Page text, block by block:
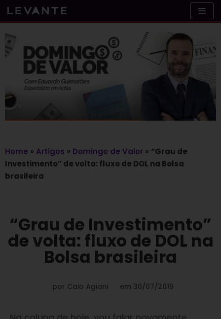
Skip
to
content
Home » Artigos » Domingo de Valor » “Grau de
Investimento” de volta: fluxo de DOL na Bolsa
brasileira
“Grau de Investimento”
de volta: fluxo de DOL na
Bolsa brasileira
por Caio Agiani em 30/07/2019